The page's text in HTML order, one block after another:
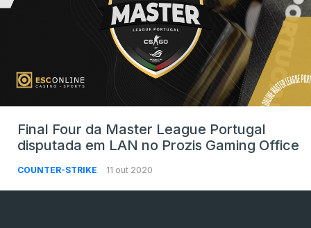
Final Four da Master League Portugal
disputada em LAN no Prozis Gaming Office
COUNTER-STRIKE 11 out 2020